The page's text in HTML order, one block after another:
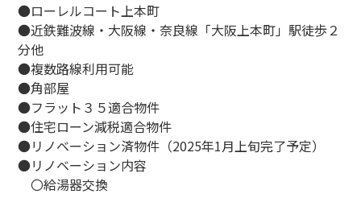
●ローレルコート上本町
●近鉄難波線・大阪線・奈良線「大阪上本町」駅徒歩２
分他
●複数路線利用可能
●角部屋
●フラット３５適合物件
●住宅ローン減税適合物件
●リノベーション済物件（2025年1月上旬完了予定）
●リノベーション内容
〇給湯器交換